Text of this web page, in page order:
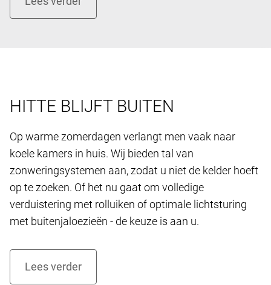
HITTE BLIJFT BUITEN
Op warme zomerdagen verlangt men vaak naar
koele kamers in huis. Wij bieden tal van
zonweringsystemen aan, zodat u niet de kelder hoeft
op te zoeken. Of het nu gaat om volledige
verduistering met rolluiken of optimale lichtsturing
met buitenjaloezieën - de keuze is aan u.